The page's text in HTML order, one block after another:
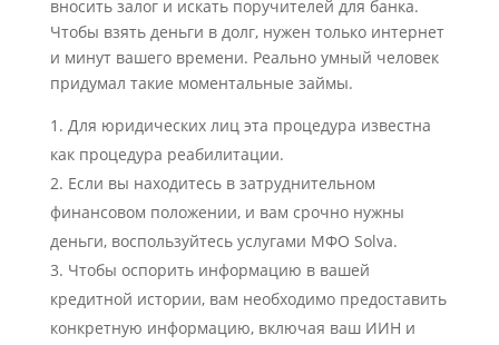
вносить залог и искать поручителей для банка.
Чтобы взять деньги в долг, нужен только интернет
и минут вашего времени. Реально умный человек
придумал такие моментальные займы.
Для юридических лиц эта процедура известна
как процедура реабилитации.
Если вы находитесь в затруднительном
финансовом положении, и вам срочно нужны
деньги, воспользуйтесь услугами МФО Solva.
Чтобы оспорить информацию в вашей
кредитной истории, вам необходимо предоставить
конкретную информацию, включая ваш ИИН и